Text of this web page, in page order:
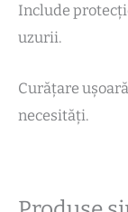
Include
uzurii.
Curățare
necesități.